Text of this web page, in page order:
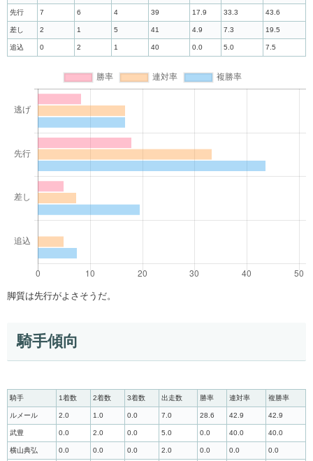
先行 7 6 4 39 17.9 33.3 43.6
差し 2 1 5 41 4.9 7.3 19.5
追込 0 2 1 40 0.0 5.0 7.5
脚質は先行がよさそうだ。
騎手傾向
騎手 1着数 2着数 3着数 出走数 勝率 連対率 複勝率
ルメール 2.0 1.0 0.0 7.0 28.6 42.9 42.9
武豊 0.0 2.0 0.0 5.0 0.0 40.0 40.0
横山典弘 0.0 0.0 0.0 2.0 0.0 0.0 0.0